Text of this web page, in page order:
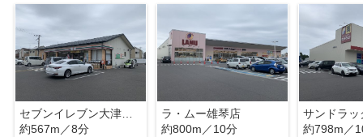
セブンイレブン大津おごとマリーナ店
約567m／8分
ラ・ムー雄琴店
約800m／10分
サンドラッ
約798m／